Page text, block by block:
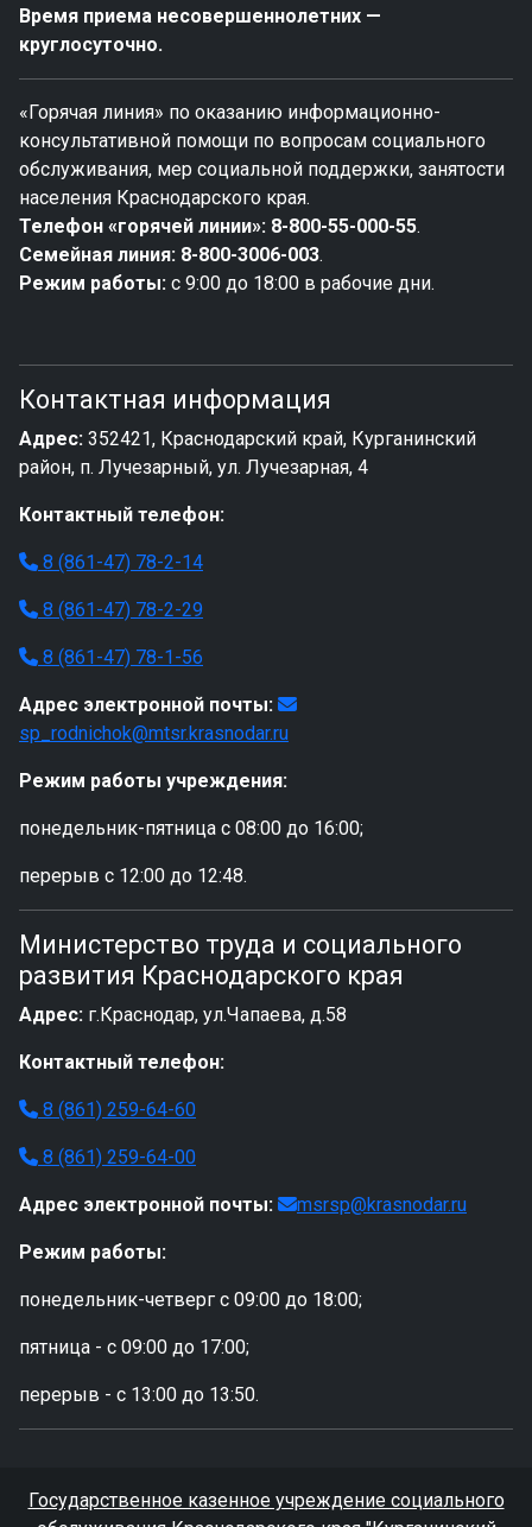
Время приема несовершеннолетних —
круглосуточно.
«Горячая линия» по оказанию информационно-
консультативной помощи по вопросам социального
обслуживания, мер социальной поддержки, занятости
населения Краснодарского края.
Телефон «горячей линии»: 8-800-55-000-55.
Семейная линия: 8-800-3006-003.
Режим работы: с 9:00 до 18:00 в рабочие дни.
Контактная информация
Адрес: 352421, Краснодарский край, Курганинский
район, п. Лучезарный, ул. Лучезарная, 4
Контактный телефон:
8 (861-47) 78-2-14
8 (861-47) 78-2-29
8 (861-47) 78-1-56
Адрес электронной почты:
sp_rodnichok@mtsr.krasnodar.ru
Режим работы учреждения:
понедельник-пятница с 08:00 до 16:00;
перерыв с 12:00 до 12:48.
Министерство труда и социального
развития Краснодарского края
Адрес: г.Краснодар, ул.Чапаева, д.58
Контактный телефон:
8 (861) 259-64-60
8 (861) 259-64-00
Адрес электронной почты: msrsp@krasnodar.ru
Режим работы:
понедельник-четверг с 09:00 до 18:00;
пятница - с 09:00 до 17:00;
перерыв - с 13:00 до 13:50.
Государственное казенное учреждение социального